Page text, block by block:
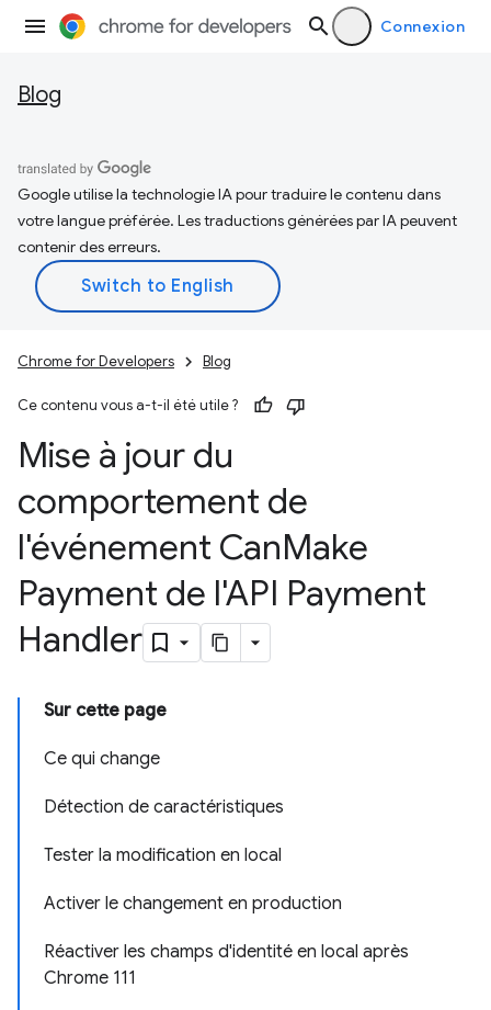
Connexion
Blog
Google utilise la technologie IA pour traduire le contenu dans
votre langue préférée. Les traductions générées par IA peuvent
contenir des erreurs.
Chrome for Developers Blog
Ce contenu vous a-t-il été utile ?
Mise à jour du
comportement de
l'événement CanMake
Payment de l'API Payment
Handler
Sur cette page
Ce qui change
Détection de caractéristiques
Tester la modification en local
Activer le changement en production
Réactiver les champs d'identité en local après
Chrome 111